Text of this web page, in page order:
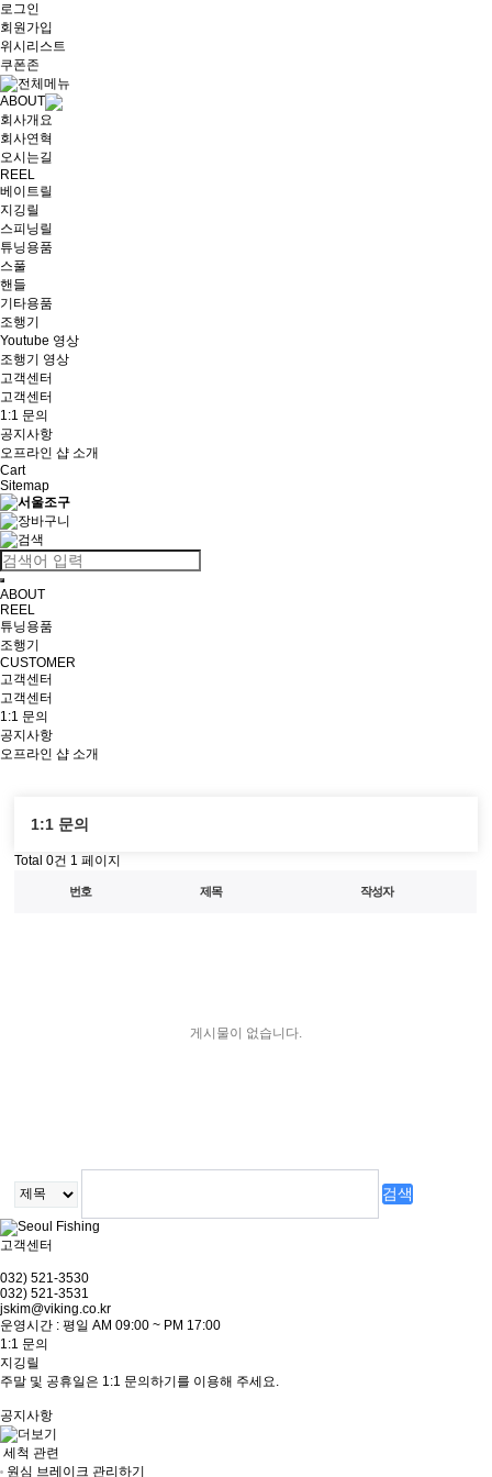
로그인
회원가입
위시리스트
쿠폰존
ABOUT
회사개요
회사연혁
오시는길
REEL
베이트릴
지깅릴
스피닝릴
튜닝용품
스풀
핸들
기타용품
조행기
Youtube 영상
조행기 영상
고객센터
고객센터
1:1 문의
공지사항
오프라인 샵 소개
Cart
Sitemap
ABOUT
REEL
튜닝용품
조행기
CUSTOMER
고객센터
고객센터
1:1 문의
공지사항
오프라인 샵 소개
1:1 문의
Total 0건 1 페이지
번호 제목 작성자
게시물이 없습니다.
고객센터
032) 521-3530
032) 521-3531
jskim@viking.co.kr
운영시간 : 평일 AM 09:00 ~ PM 17:00
1:1 문의
지깅릴
주말 및 공휴일은 1:1 문의하기를 이용해 주세요.
공지사항
세척 관련
원심 브레이크 관리하기